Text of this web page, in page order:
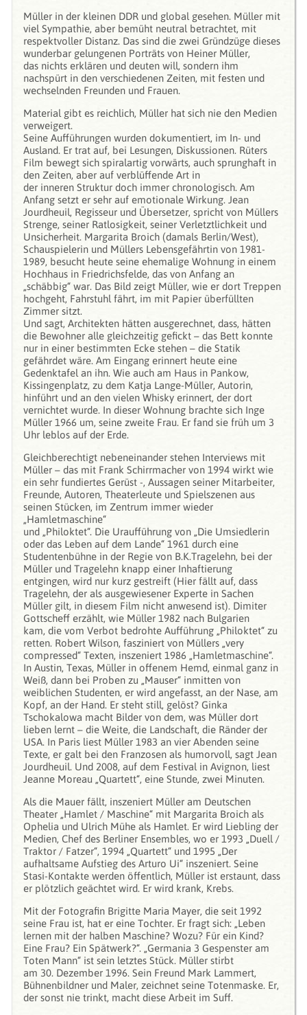
Müller in der kleinen DDR und global gesehen. Müller mit
viel Sympathie, aber bemüht neutral betrachtet, mit
respektvoller Distanz. Das sind die zwei Gründzüge dieses
wunderbar gelungenen Porträts von Heiner Müller,
das nichts erklären und deuten will, sondern ihm
nachspürt in den verschiedenen Zeiten, mit festen und
wechselnden Freunden und Frauen.
Material gibt es reichlich, Müller hat sich nie den Medien
verweigert.
Seine Aufführungen wurden dokumentiert, im In- und
Ausland. Er trat auf, bei Lesungen, Diskussionen. Rüters
Film bewegt sich spiralartig vorwärts, auch sprunghaft in
den Zeiten, aber auf verblüffende Art in
der inneren Struktur doch immer chronologisch. Am
Anfang setzt er sehr auf emotionale Wirkung. Jean
Jourdheuil, Regisseur und Übersetzer, spricht von Müllers
Strenge, seiner Ratlosigkeit, seiner Verletztlichkeit und
Unsicherheit. Margarita Broich (damals Berlin/West),
Schauspielerin und Müllers Lebensgefährtin von 1981-
1989, besucht heute seine ehemalige Wohnung in einem
Hochhaus in Friedrichsfelde, das von Anfang an
„schäbbig“ war. Das Bild zeigt Müller, wie er dort Treppen
hochgeht, Fahrstuhl fährt, im mit Papier überfüllten
Zimmer sitzt.
Und sagt, Architekten hätten ausgerechnet, dass, hätten
die Bewohner alle gleichzeitig gefickt – das Bett konnte
nur in einer bestimmten Ecke stehen – die Statik
gefährdet wäre. Am Eingang erinnert heute eine
Gedenktafel an ihn. Wie auch am Haus in Pankow,
Kissingenplatz, zu dem Katja Lange-Müller, Autorin,
hinführt und an den vielen Whisky erinnert, der dort
vernichtet wurde. In dieser Wohnung brachte sich Inge
Müller 1966 um, seine zweite Frau. Er fand sie früh um 3
Uhr leblos auf der Erde.
Gleichberechtigt nebeneinander stehen Interviews mit
Müller – das mit Frank Schirrmacher von 1994 wirkt wie
ein sehr fundiertes Gerüst -, Aussagen seiner Mitarbeiter,
Freunde, Autoren, Theaterleute und Spielszenen aus
seinen Stücken, im Zentrum immer wieder
„Hamletmaschine“
und „Philoktet“. Die Uraufführung von „Die Umsiedlerin
oder das Leben auf dem Lande“ 1961 durch eine
Studentenbühne in der Regie von B.K.Tragelehn, bei der
Müller und Tragelehn knapp einer Inhaftierung
entgingen, wird nur kurz gestreift (Hier fällt auf, dass
Tragelehn, der als ausgewiesener Experte in Sachen
Müller gilt, in diesem Film nicht anwesend ist). Dimiter
Gottscheff erzählt, wie Müller 1982 nach Bulgarien
kam, die vom Verbot bedrohte Aufführung „Philoktet“ zu
retten. Robert Wilson, fasziniert von Müllers „very
compressed“ Texten, inszeniert 1986 „Hamletmaschine“.
In Austin, Texas, Müller in offenem Hemd, einmal ganz in
Weiß, dann bei Proben zu „Mauser“ inmitten von
weiblichen Studenten, er wird angefasst, an der Nase, am
Kopf, an der Hand. Er steht still, gelöst? Ginka
Tschokalowa macht Bilder von dem, was Müller dort
lieben lernt – die Weite, die Landschaft, die Ränder der
USA. In Paris liest Müller 1983 an vier Abenden seine
Texte, er galt bei den Franzosen als humorvoll, sagt Jean
Jourdheuil. Und 2008, auf dem Festival in Avignon, liest
Jeanne Moreau „Quartett“, eine Stunde, zwei Minuten.
Als die Mauer fällt, inszeniert Müller am Deutschen
Theater „Hamlet / Maschine“ mit Margarita Broich als
Ophelia und Ulrich Mühe als Hamlet. Er wird Liebling der
Medien, Chef des Berliner Ensembles, wo er 1993 „Duell /
Traktor / Fatzer“, 1994 „Quartett“ und 1995 „Der
aufhaltsame Aufstieg des Arturo Ui“ inszeniert. Seine
Stasi-Kontakte werden öffentlich, Müller ist erstaunt, dass
er plötzlich geächtet wird. Er wird krank, Krebs.
Mit der Fotografin Brigitte Maria Mayer, die seit 1992
seine Frau ist, hat er eine Tochter. Er fragt sich: „Leben
lernen mit der halben Maschine? Wozu? Für ein Kind?
Eine Frau? Ein Spätwerk?“. „Germania 3 Gespenster am
Toten Mann“ ist sein letztes Stück. Müller stirbt
am 30. Dezember 1996. Sein Freund Mark Lammert,
Bühnenbildner und Maler, zeichnet seine Totenmaske. Er,
der sonst nie trinkt, macht diese Arbeit im Suff.